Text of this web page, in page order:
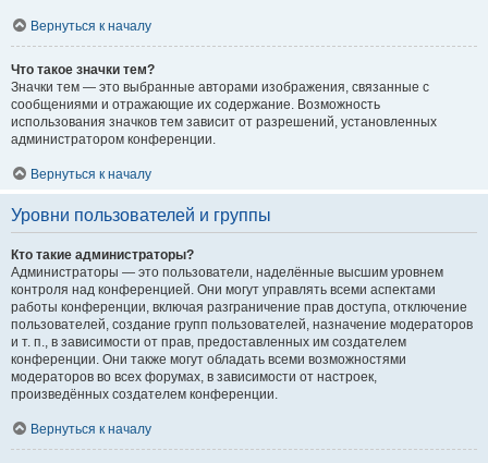
Вернуться к началу
Что такое значки тем?
Значки тем — это выбранные авторами изображения, связанные с
сообщениями и отражающие их содержание. Возможность
использования значков тем зависит от разрешений, установленных
администратором конференции.
Вернуться к началу
Уровни пользователей и группы
Кто такие администраторы?
Администраторы — это пользователи, наделённые высшим уровнем
контроля над конференцией. Они могут управлять всеми аспектами
работы конференции, включая разграничение прав доступа, отключение
пользователей, создание групп пользователей, назначение модераторов
и т. п., в зависимости от прав, предоставленных им создателем
конференции. Они также могут обладать всеми возможностями
модераторов во всех форумах, в зависимости от настроек,
произведённых создателем конференции.
Вернуться к началу